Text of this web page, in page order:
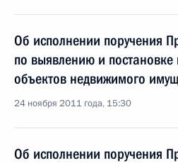
Об исполнении поручения
по выявлению и постановке
объектов недвижимого
24 ноября 2011 года, 15:30
Об исполнении поручения